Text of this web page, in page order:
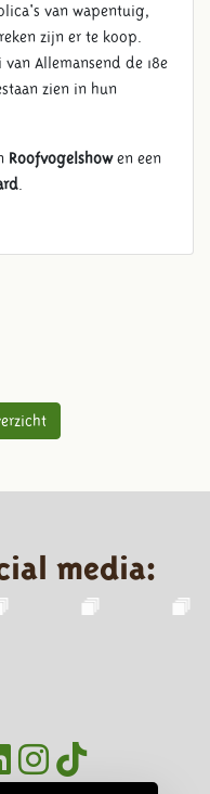
van wapentuig,
zijn er te koop.
Allemansend de 18e
zien in hun
Roofvogelshowen een
media: